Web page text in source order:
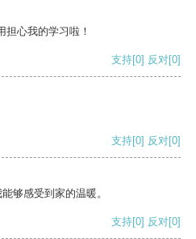
担心我的学习啦！
支持[0] 反对[0]
支持[0] 反对[0]
够感受到家的温暖。
支持[0] 反对[0]